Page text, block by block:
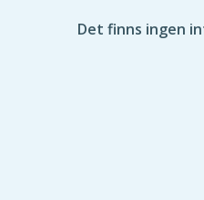
Det finns ingen